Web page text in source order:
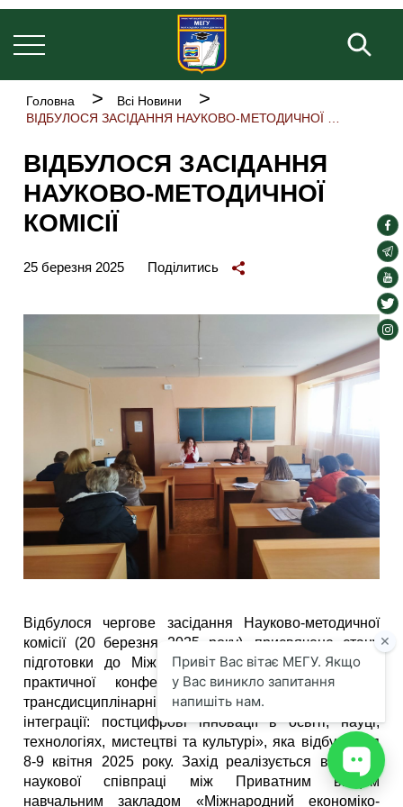
Перейти
до
основного
вмісту
Основна
Рядок
навіґації
Головна
Всі Новини
ВІДБУЛОСЯ ЗАСІДАННЯ
НАУКОВО-МЕТОДИЧНОЇ
КОМІСІЇ
25 березня 2025 Поділитись
Відбулося чергове засідання Науково-методичної
комісії (20 березня 2025 року), присвячене стану
підготовки до Міжнародної студентської науково-
практичної конференції «Міждисциплінарні та
трансдисциплінарні підходи до європейської
інтеграції: постцифрові інновації в освіті, науці,
технологіях, мистецтві та культурі», яка відбудеться
8-9 квітня 2025 року. Захід реалізується в межах
наукової співпраці між Приватним вищим
навчальним закладом «Міжнародний економіко-